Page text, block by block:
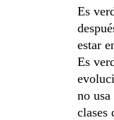
Es
estar
Es
no
clases